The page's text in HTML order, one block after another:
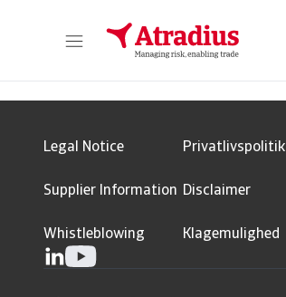
Legal Notice Privatlivspolitik
Supplier Information Disclaimer
Whistleblowing
Klagemulighed